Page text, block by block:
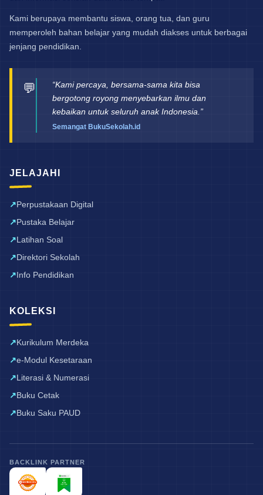
Kami berupaya membantu siswa, orang tua, dan guru
memperoleh bahan belajar yang mudah diakses untuk berbagai
jenjang pendidikan.
💬
“Kami percaya, bersama-sama kita bisa
bergotong royong menyebarkan ilmu dan
kebaikan untuk seluruh anak Indonesia.”
Semangat BukuSekolah.id
JELAJAHI
Perpustakaan Digital
Pustaka Belajar
Latihan Soal
Direktori Sekolah
Info Pendidikan
KOLEKSI
Kurikulum Merdeka
e-Modul Kesetaraan
Literasi & Numerasi
Buku Cetak
Buku Saku PAUD
BACKLINK PARTNER